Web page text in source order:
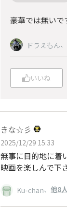
豪華では無い
ドラえもん、
いいね
きな☆彡
2025/12/29 15:33
無事に目的地に着
映画を楽しんで下
Ku-chan、 他8